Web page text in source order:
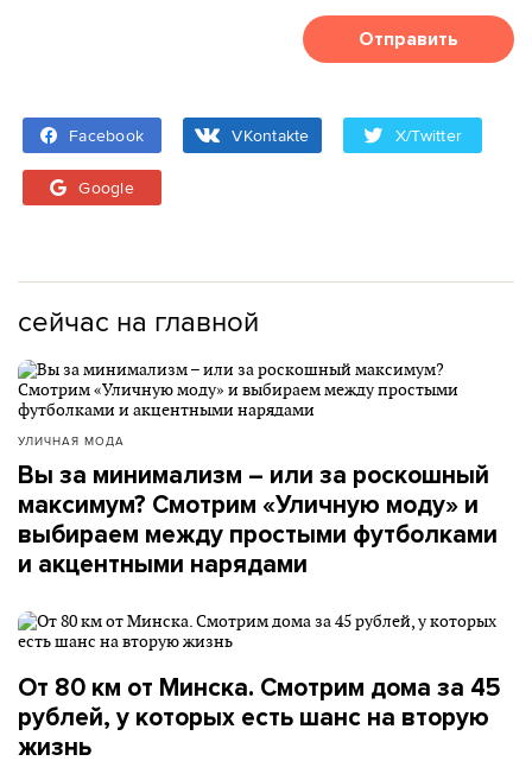
Отправить
Facebook VKontakte X/Twitter
Google
сейчас на главной
УЛИЧНАЯ МОДА
Вы за минимализм – или за роскошный
максимум? Смотрим «Уличную моду» и
выбираем между простыми футболками
и акцентными нарядами
От 80 км от Минска. Смотрим дома за 45
рублей, у которых есть шанс на вторую
жизнь